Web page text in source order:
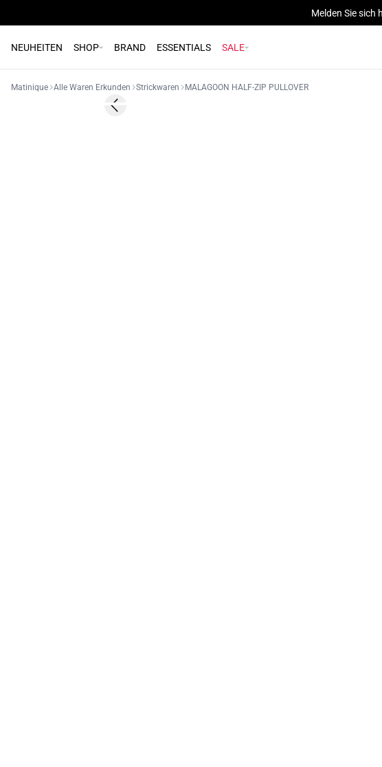
Melden Sie sich
NEUHEITEN SHOP BRAND ESSENTIALS SALE
Matinique Alle Waren Erkunden Strickwaren MALAGOON HALF-ZIP PULLOVER
- 50%Previous slide